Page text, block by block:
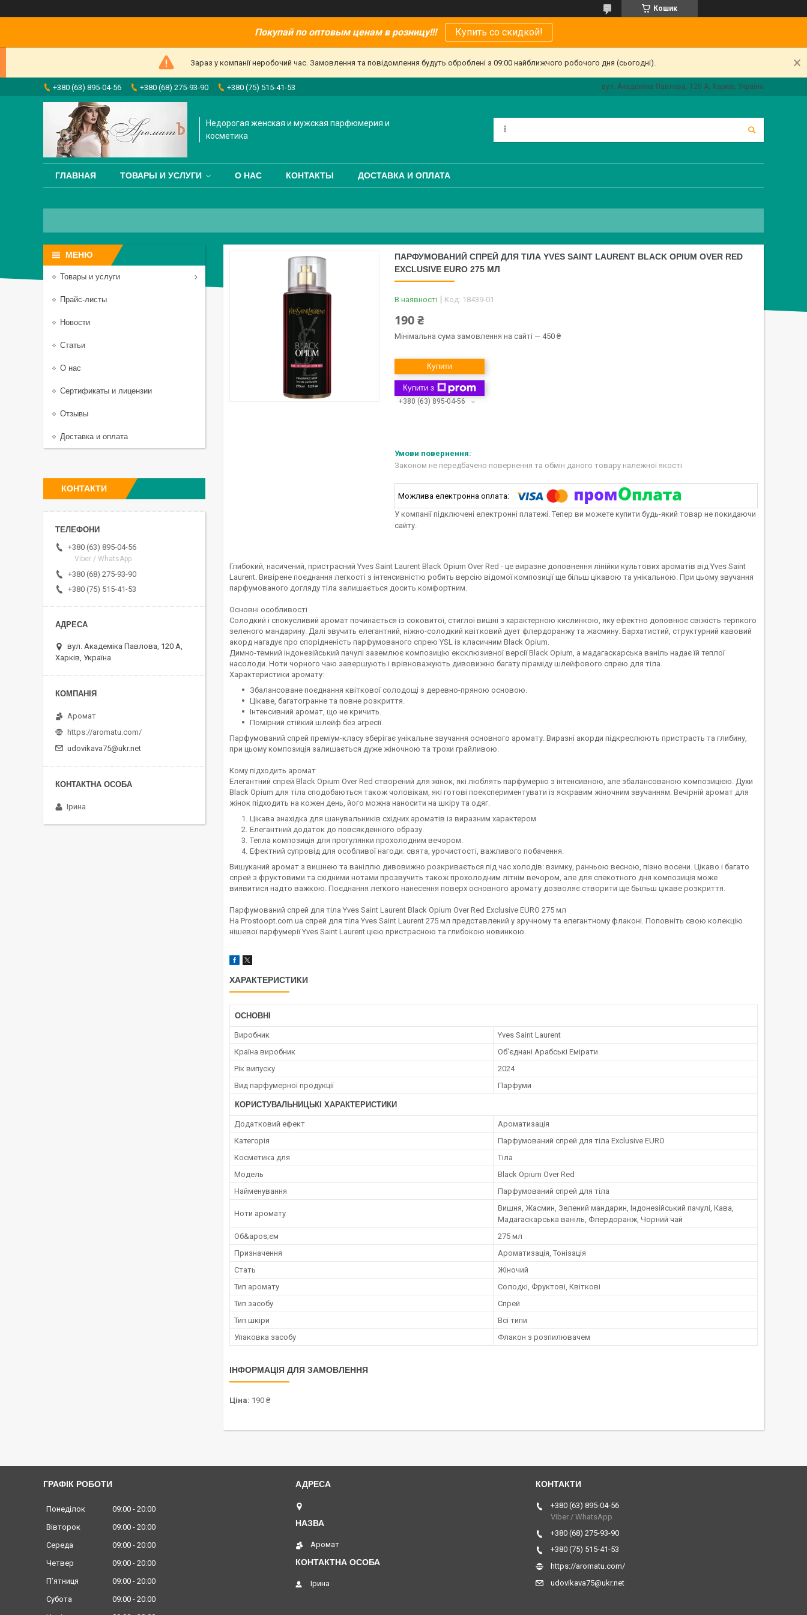
Кошик
Покупай по оптовым ценам в розницу!!! Купить со скидкой!
Зараз у компанії неробочий час. Замовлення та повідомлення будуть оброблені з 09:00 найближчого робочого дня (сьогодні).
+380 (63) 895-04-56 +380 (68) 275-93-90 +380 (75) 515-41-53 вул. Академіка Павлова, 120 А, Харків, Україна
Недорогая женская и мужская парфюмерия и
косметика
ГЛАВНАЯ ТОВАРЫ И УСЛУГИ О НАС КОНТАКТЫ ДОСТАВКА И ОПЛАТА
ПАРФУМОВАНИЙ СПРЕЙ ДЛЯ ТІЛА YVES SAINT LAURENT BLACK OPIUM OVER RED
EXCLUSIVE EURO 275 МЛ
В наявності Код: 18439-01
190 ₴
Мінімальна сума замовлення на сайті — 450 ₴
Купити
Купити з
+380 (63) 895-04-56
Законом не передбачено повернення та обмін даного товару належної якості
У компанії підключені електронні платежі. Тепер ви можете купити будь-який товар не покидаючи
сайту.
Глибокий, насичений, пристрасний Yves Saint Laurent Black Opium Over Red - це виразне доповнення лінійки культових ароматів від Yves Saint
Laurent. Вивірене поєднання легкості з інтенсивністю робить версію відомої композиції ще більш цікавою та унікальною. При цьому звучання
парфумованого догляду тіла залишається досить комфортним.
Основні особливості
Солодкий і спокусливий аромат починається із соковитої, стиглої вишні з характерною кислинкою, яку ефектно доповнює свіжість терпкого
зеленого мандарину. Далі звучить елегантний, ніжно-солодкий квітковий дует флердоранжу та жасмину. Бархатистий, структурний кавовий
акорд нагадує про спорідненість парфумованого спрею YSL із класичним Black Opium.
Димно-темний індонезійський пачулі заземлює композицію ексклюзивної версії Black Opium, а мадагаскарська ваніль надає їй теплої
насолоди. Ноти чорного чаю завершують і врівноважують дивовижно багату піраміду шлейфового спрею для тіла.
Характеристики аромату:
Збалансоване поєднання квіткової солодощі з деревно-пряною основою.
Цікаве, багатогранне та повне розкриття.
Інтенсивний аромат, що не кричить.
Помірний стійкий шлейф без агресії.
Парфумований спрей преміум-класу зберігає унікальне звучання основного аромату. Виразні акорди підкреслюють пристрасть та глибину,
при цьому композиція залишається дуже жіночною та трохи грайливою.
Кому підходить аромат
Елегантний спрей Black Opium Over Red створений для жінок, які люблять парфумерію з інтенсивною, але збалансованою композицією. Духи
Black Opium для тіла сподобаються також чоловікам, які готові поекспериментувати із яскравим жіночним звучанням. Вечірній аромат для
жінок підходить на кожен день, його можна наносити на шкіру та одяг.
Цікава знахідка для шанувальників східних ароматів із виразним характером.
Елегантний додаток до повсякденного образу.
Тепла композиція для прогулянки прохолодним вечором.
Ефектний супровід для особливої ​​нагоди: свята, урочистості, важливого побачення.
Вишуканий аромат з вишнею та ваніллю дивовижно розкривається під час холодів: взимку, ранньою весною, пізно восени. Цікаво і багато
спрей з фруктовими та східними нотами прозвучить також прохолодним літнім вечором, але для спекотного дня композиція може
виявитися надто важкою. Поєднання легкого нанесення поверх основного аромату дозволяє створити ще быльш цікаве розкриття.
Парфумований спрей для тіла Yves Saint Laurent Black Opium Over Red Exclusive EURO 275 мл
На Prostoopt.com.ua спрей для тіла Yves Saint Laurent 275 мл представлений у зручному та елегантному флаконі. Поповніть свою колекцію
нішевої парфумерії Yves Saint Laurent цією пристрасною та глибокою новинкою.
ХАРАКТЕРИСТИКИ
ОСНОВНІ
Виробник
Yves Saint Laurent
Країна виробник
Об'єднані Арабські Емірати
Рік випуску
2024
Вид парфумерної продукції
Парфуми
КОРИСТУВАЛЬНИЦЬКІ ХАРАКТЕРИСТИКИ
Додатковий ефект
Ароматизація
Категорія
Парфумований спрей для тіла Exclusive EURO
Косметика для
Тіла
Мoдель
Black Opium Over Red
Найменування
Парфумований спрей для тіла
Ноти аромату
Вишня, Жасмин, Зелений мандарин, Індонезійський пачулі, Кава,
Мадагаскарська ваніль, Флердоранж, Чорний чай
Об&apos;єм
275 мл
Призначення
Ароматизація, Тонізація
Стать
Жіночий
Тип аромату
Солодкі, Фруктові, Квіткові
Тип засобу
Спрей
Тип шкіри
Всі типи
Упаковка засобу
Флакон з розпилювачем
ІНФОРМАЦІЯ ДЛЯ ЗАМОВЛЕННЯ
Ціна: 190 ₴
Товары и услуги
Прайс-листы
Новости
Статьи
О нас
Сертификаты и лицензии
Отзывы
Доставка и оплата
КОНТАКТИ
+380 (63) 895-04-56
Viber / WhatsApp
+380 (68) 275-93-90
+380 (75) 515-41-53
вул. Академіка Павлова, 120 А,
Харків, Україна
Аромат
https://aromatu.com/
udovikava75@ukr.net
Ірина
ГРАФІК РОБОТИ
Понеділок 09:00
20:00
Вівторок
09:00
20:00
Середа
09:00
20:00
Четвер
09:00
20:00
Пʼятниця
09:00
20:00
Субота
09:00
20:00
Аромат
Ірина
+380 (63) 895-04-56
Viber / WhatsApp
+380 (68) 275-93-90
+380 (75) 515-41-53
https://aromatu.com/
udovikava75@ukr.net